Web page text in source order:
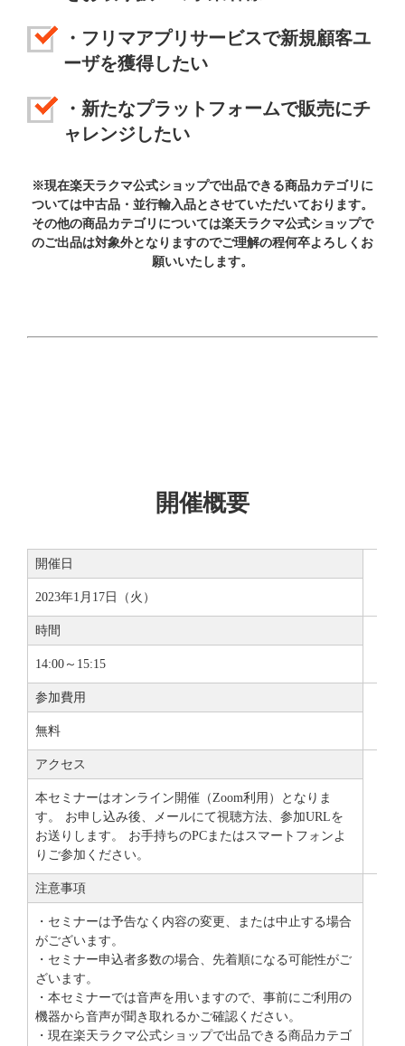
・フリマアプリサービスで新規顧客ユ
ーザを獲得したい
・新たなプラットフォームで販売にチ
ャレンジしたい
※現在楽天ラクマ公式ショップで出品できる商品カテゴリに
ついては中古品・並行輸入品とさせていただいております。
その他の商品カテゴリについては楽天ラクマ公式ショップで
のご出品は対象外となりますのでご理解の程何卒よろしくお
願いいたします。
開催概要
開催日
2023年1月17日（火）
時間
14:00～15:15
参加費用
無料
アクセス
本セミナーはオンライン開催（Zoom利用）となりま
す。 お申し込み後、メールにて視聴方法、参加URLを
お送りします。 お手持ちのPCまたはスマートフォンよ
りご参加ください。
注意事項
・セミナーは予告なく内容の変更、または中止する場合
がございます。
・セミナー申込者多数の場合、先着順になる可能性がご
ざいます。
・本セミナーでは音声を用いますので、事前にご利用の
機器から音声が聞き取れるかご確認ください。
・現在楽天ラクマ公式ショップで出品できる商品カテゴ